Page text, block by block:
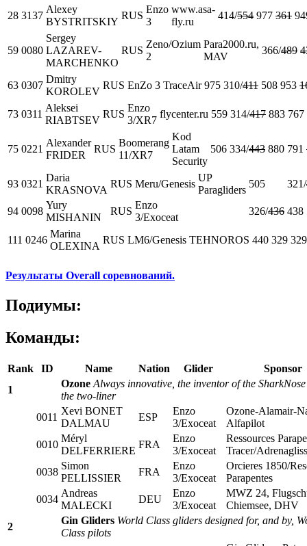
28 3137
Alexey
BYSTRITSKIY
RUS
Enzo
3
www.asa-
fly.ru
414/554 977 361
59 0080
Sergey
LAZAREV-
MARCHENKO
RUS
Zeno/Ozium
2
Para2000.ru,
MAV
366/489
63 0307
Dmitry
KOROLEV
RUS EnZo 3 TraceAir 975 310/411 508 953
73 0311
Aleksei
RIABTSEV
RUS
Enzo
3/XR7
flycenter.ru 559 314/417 883 767
75 0221
Alexander
FRIDER
RUS
Boomerang
11/XR7
Kod
Latam
Security
506 334/443 880 791
93 0321
Daria
KRASNOVA
RUS Meru/Genesis
UP
Paragliders
505 321/
94 0098
Yury
MISHANIN
RUS
Enzo
3/Exoceat
326/436 438
111 0246
Marina
OLEXINA
RUS LM6/Genesis TEHNOROS 440 329 329
Результаты Overall соревнований.
Подиумы:
Команды:
Rank ID Name Nation Glider
Sponsor
1
Ozone Always innovative, the inventor of the
the two-liner
0011
Xevi BONET
DALMAU
ESP
Enzo
3/Exoceat
Ozone-Alamair-
Alfapilot
0010
Méryl
DELFERRIERE
FRA
Enzo
3/Exoceat
Ressources
Tracer/
0038
Simon
PELLISSIER
FRA
Enzo
3/Exoceat
Orcieres 1850/
Parapentes
0034
Andreas
MALECKI
DEU
Enzo
3/Exoceat
MWZ 24,
Chiemsee, DHV
2
Gin Gliders World Class gliders designed for, and by,
Class pilots